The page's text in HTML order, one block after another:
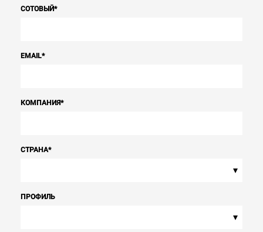
СОТОВЫЙ*
EMAIL*
КОМПАНИЯ*
СТРАНА*
▾
ПРОФИЛЬ
▾